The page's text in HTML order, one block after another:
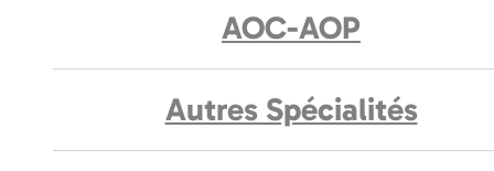
AOC-AOP
Autres Spécialités